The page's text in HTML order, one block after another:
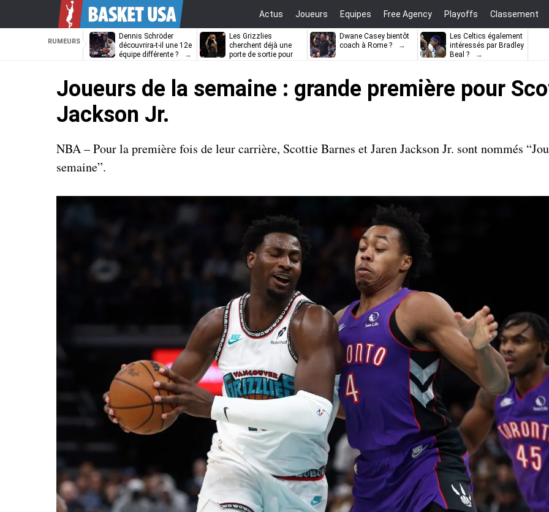
Actus Joueurs Equipes Free Agency Playoffs Classement
RUMEURS
Dennis Schröder
découvrira-t-il une 12e
équipe différente ?
Les Grizzlies
cherchent déjà une
porte de sortie pour
Dwane Casey bientôt
coach à Rome ?
Les Celtics également
intéressés par Bradley
Beal ?
Joueurs de la semaine : grande première pour
Jackson Jr.
NBA – Pour la première fois de leur carrière, Scottie Barnes et Jaren Jackson Jr. sont nommés
semaine”.